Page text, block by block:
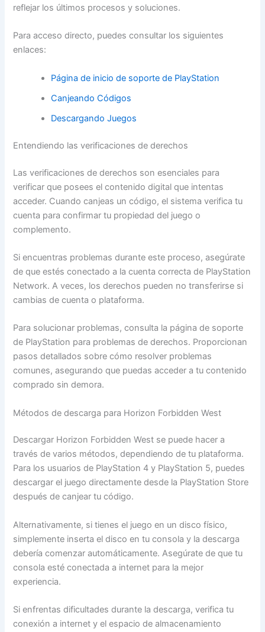
reflejar los últimos procesos y soluciones.
Para acceso directo, puedes consultar los siguientes
enlaces:
Página de inicio de soporte de PlayStation
Canjeando Códigos
Descargando Juegos
Entendiendo las verificaciones de derechos
Las verificaciones de derechos son esenciales para
verificar que posees el contenido digital que intentas
acceder. Cuando canjeas un código, el sistema verifica tu
cuenta para confirmar tu propiedad del juego o
complemento.
Si encuentras problemas durante este proceso, asegúrate
de que estés conectado a la cuenta correcta de PlayStation
Network. A veces, los derechos pueden no transferirse si
cambias de cuenta o plataforma.
Para solucionar problemas, consulta la página de soporte
de PlayStation para problemas de derechos. Proporcionan
pasos detallados sobre cómo resolver problemas
comunes, asegurando que puedas acceder a tu contenido
comprado sin demora.
Métodos de descarga para Horizon Forbidden West
Descargar Horizon Forbidden West se puede hacer a
través de varios métodos, dependiendo de tu plataforma.
Para los usuarios de PlayStation 4 y PlayStation 5, puedes
descargar el juego directamente desde la PlayStation Store
después de canjear tu código.
Alternativamente, si tienes el juego en un disco físico,
simplemente inserta el disco en tu consola y la descarga
debería comenzar automáticamente. Asegúrate de que tu
consola esté conectada a internet para la mejor
experiencia.
Si enfrentas dificultades durante la descarga, verifica tu
conexión a internet y el espacio de almacenamiento